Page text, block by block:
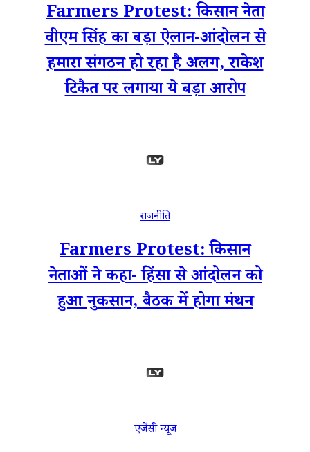
Farmers Protest: किसान नेता
वीएम सिंह का बड़ा ऐलान-आंदोलन से
हमारा संगठन हो रहा है अलग, राकेश
टिकैत पर लगाया ये बड़ा आरोप
राजनीति
Farmers Protest: किसान
नेताओं ने कहा- हिंसा से आंदोलन को
हुआ नुकसान, बैठक में होगा मंथन
एजेंसी न्यूज